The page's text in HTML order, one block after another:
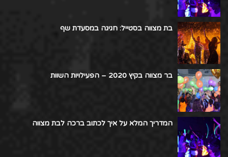
בת מצווה בסטייל: חגיגה במסעדת שף
בר מצווה בקיץ 2020 – הפעילויות השוות
המדריך המלא על איך לכתוב ברכה לבת מצווה